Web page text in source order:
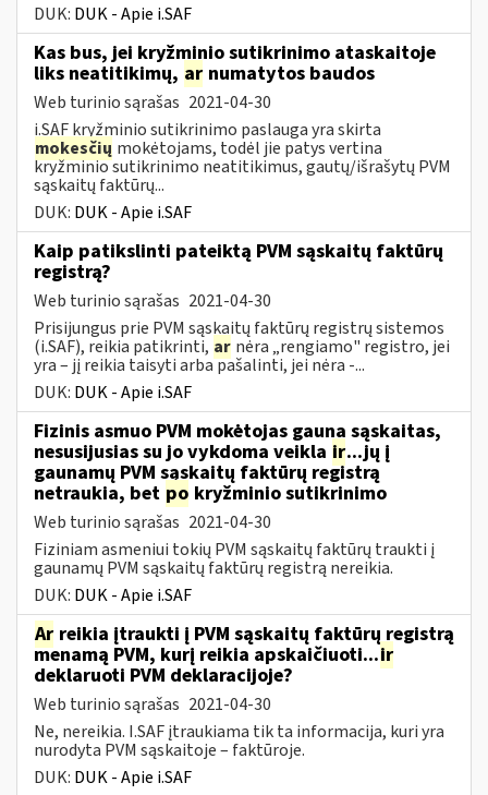
DUK: DUK - Apie i.SAF
Kas bus, jei kryžminio sutikrinimo ataskaitoje
liks neatitikimų, ar numatytos baudos
Web turinio sąrašas 2021-04-30
i.SAF kryžminio sutikrinimo paslauga yra skirta
mokesčių mokėtojams, todėl jie patys vertina
kryžminio sutikrinimo neatitikimus, gautų/išrašytų PVM
sąskaitų faktūrų...
DUK: DUK - Apie i.SAF
Kaip patikslinti pateiktą PVM sąskaitų faktūrų
registrą?
Web turinio sąrašas 2021-04-30
Prisijungus prie PVM sąskaitų faktūrų registrų sistemos
(i.SAF), reikia patikrinti, ar nėra „rengiamo" registro, jei
yra – jį reikia taisyti arba pašalinti, jei nėra -...
DUK: DUK - Apie i.SAF
Fizinis asmuo PVM mokėtojas gauna sąskaitas,
nesusijusias su jo vykdoma veikla ir...jų į
gaunamų PVM sąskaitų faktūrų registrą
netraukia, bet po kryžminio sutikrinimo
Web turinio sąrašas 2021-04-30
Fiziniam asmeniui tokių PVM sąskaitų faktūrų traukti į
gaunamų PVM sąskaitų faktūrų registrą nereikia.
DUK: DUK - Apie i.SAF
Ar reikia įtraukti į PVM sąskaitų faktūrų registrą
menamą PVM, kurį reikia apskaičiuoti...ir
deklaruoti PVM deklaracijoje?
Web turinio sąrašas 2021-04-30
Ne, nereikia. I.SAF įtraukiama tik ta informacija, kuri yra
nurodyta PVM sąskaitoje – faktūroje.
DUK: DUK - Apie i.SAF